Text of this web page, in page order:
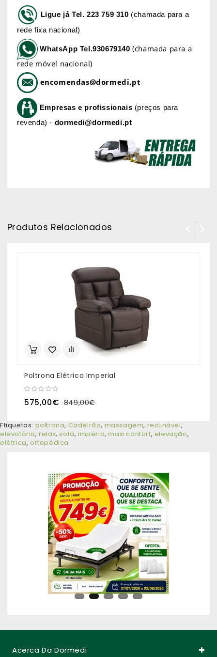
Ligue já Tel. 223 759 310 (chamada para a
rede fixa nacional)
WhatsApp Tel.930679140 (chamada para a
rede móvel nacional)
encomendas@dormedi.pt
Empresas e profissionais (preços para
revenda) - dormedi@dormedi.pt
Produtos Relacionados
Poltrona Elétrica Imperial
575,00€ 849,00€
Etiquetas: poltrona, Cadeirão, massagem, reclinável,
elevatória,relax, sofá,império,maxi confort, elevação,
elétrica,ortopédica
Acerca Da Dormedi